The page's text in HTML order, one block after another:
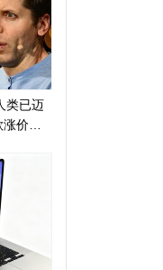
类已迈
涨价